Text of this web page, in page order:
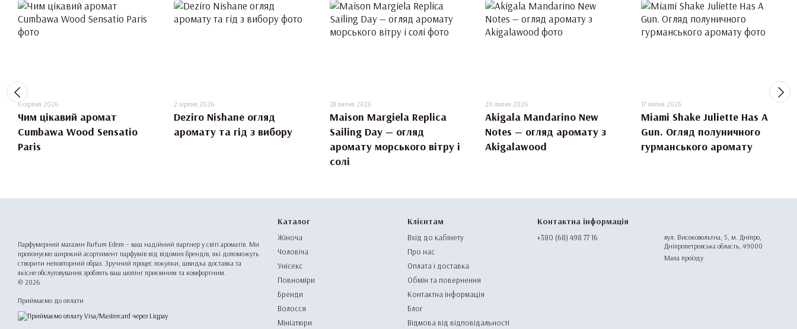
6 серпня 2026
Чим цікавий аромат
Cumbawa Wood Sensatio
Paris
2 серпня 2026
Deziro Nishane огляд
аромату та гід з вибору
28 липня 2026
Maison Margiela Replica
Sailing Day — огляд
аромату морського вітру і
солі
20 липня 2026
Akigala Mandarino New
Notes — огляд аромату з
Akigalawood
17 липня 2026
Miami Shake Juliette Has A
Gun. Огляд полуничного
гурманського аромату
Парфумерний магазин Parfum Edem – ваш надійний партнер у світі ароматів. Ми
пропонуємо широкий асортимент парфумів від відомих брендів, які допоможуть
створити неповторний образ. Зручний процес покупки, швидка доставка та
якісне обслуговування зроблять ваш шопінг приємним та комфортним.
© 2026
Приймаємо до оплати
Каталог
Жіноча
Чоловіча
Унісекс
Повноміри
Бренди
Волосся
Мініатюри
Клієнтам
Вхід до кабінету
Про нас
Оплата і доставка
Обмін та повернення
Контактна інформація
Блог
Відмова від відповідальності
Контактна інформація
+380 (68) 498 77 16
вул. Високовольтна, 5, м. Дніпро,
Дніпропетровська область, 49000
Мапа проїзду